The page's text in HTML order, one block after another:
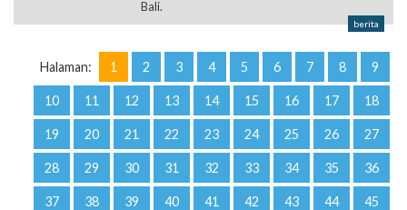
Bali.
berita
Halaman: 1 2 3 4 5 6 7 8 9
10 11 12 13 14 15 16 17 18
19 20 21 22 23 24 25 26 27
28 29 30 31 32 33 34 35 36
37 38 39 40 41 42 43 44 45